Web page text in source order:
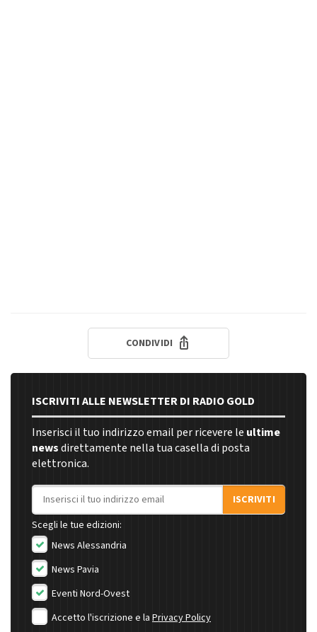
CONDIVIDI
ISCRIVITI ALLE NEWSLETTER DI RADIO GOLD
Inserisci il tuo indirizzo email per ricevere le ultime
newsdirettamente nella tua casella di posta
elettronica.
Indirizzo email
ISCRIVITI
Scegli le tue edizioni:
News Alessandria
News Pavia
Eventi Nord-Ovest
Accetto l'iscrizione e la Privacy Policy